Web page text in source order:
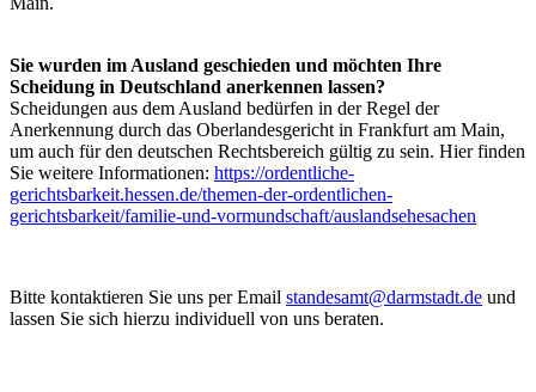
Sie wurden im Ausland geschieden und möchten Ihre
Scheidung in Deutschland anerkennen lassen?
Scheidungen aus dem Ausland bedürfen in der Regel der
Anerkennung durch das Oberlandesgericht in Frankfurt am Main,
um auch für den deutschen Rechtsbereich gültig zu sein. Hier finden
Sie weitere Informationen: https://ordentliche-
gerichtsbarkeit.hessen.de/themen-der-ordentlichen-
gerichtsbarkeit/familie-und-vormundschaft/auslandsehesachen
Bitte kontaktieren Sie uns per Email standesamt@darmstadt.de und
lassen Sie sich hierzu individuell von uns beraten.